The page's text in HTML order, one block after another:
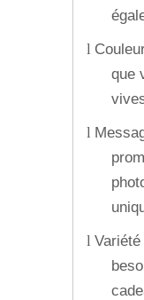
l
que
l
l